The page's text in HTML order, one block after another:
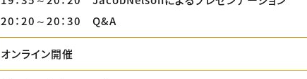
20：20～20：30 Q&A
オンライン開催